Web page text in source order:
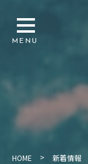
HOME > 新着情報